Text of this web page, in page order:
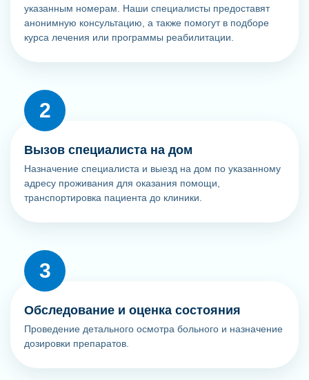
указанным номерам. Наши специалисты предоставят
анонимную консультацию, а также помогут в подборе
курса лечения или программы реабилитации.
Вызов специалиста на дом
Назначение специалиста и выезд на дом по указанному
адресу проживания для оказания помощи,
транспортировка пациента до клиники.
Обследование и оценка состояния
Проведение детального осмотра больного и назначение
дозировки препаратов.